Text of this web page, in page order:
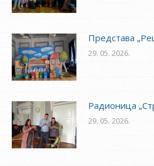
Представа
29. 05. 2026.
Радионица
29. 05. 2026.